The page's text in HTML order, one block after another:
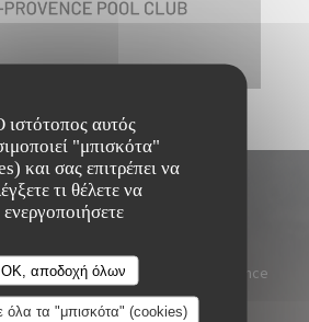
ιστότοπος αυτός
"μπισκότα"
και σας επιτρέπει να
τι θέλετε να
ενεργοποιήσετε
OK, αποδοχή όλων
όλα τα "μπισκότα" (cookies)
Mozart, 13100 Aix-en-Provence
((ανοίγει σε νέο παράθυρο))